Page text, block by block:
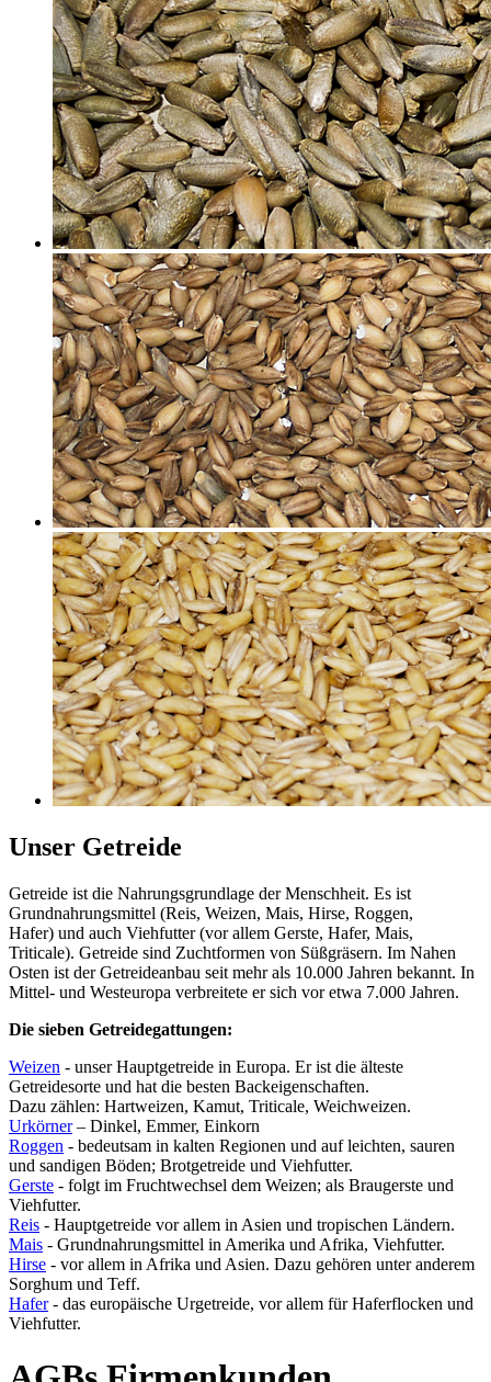
Unser Getreide
Getreide ist die Nahrungsgrundlage der Menschheit. Es ist
Grundnahrungsmittel (Reis, Weizen, Mais, Hirse, Roggen,
Hafer) und auch Viehfutter (vor allem Gerste, Hafer, Mais,
Triticale). Getreide sind Zuchtformen von Süßgräsern. Im Nahen
Osten ist der Getreideanbau seit mehr als 10.000 Jahren bekannt. In
Mittel- und Westeuropa verbreitete er sich vor etwa 7.000 Jahren.
Die sieben Getreidegattungen:
Weizen - unser Hauptgetreide in Europa. Er ist die älteste
Getreidesorte und hat die besten Backeigenschaften.
Dazu zählen: Hartweizen, Kamut, Triticale, Weichweizen.
Urkörner– Dinkel, Emmer, Einkorn
Roggen - bedeutsam in kalten Regionen und auf leichten, sauren
und sandigen Böden; Brotgetreide und Viehfutter.
Gerste - folgt im Fruchtwechsel dem Weizen; als Braugerste und
Viehfutter.
Reis - Hauptgetreide vor allem in Asien und tropischen Ländern.
Mais - Grundnahrungsmittel in Amerika und Afrika, Viehfutter.
Hirse - vor allem in Afrika und Asien. Dazu gehören unter anderem
Sorghum und Teff.
Hafer- das europäische Urgetreide, vor allem für Haferflocken und
Viehfutter.